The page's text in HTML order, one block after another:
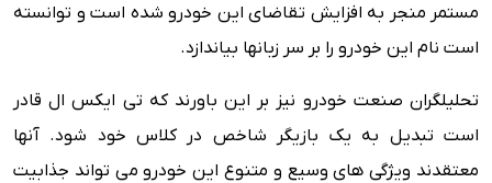
مستمر منجر به افزایش تقاضای این خودرو شده است و توانسته
است نام این خودرو را بر سر زبانها بیاندازد.
تحلیلگران صنعت خودرو نیز بر این باورند که تی ایکس ال قادر
است تبدیل به یک بازیگر شاخص در کلاس خود شود. آنها
معتقدند ویژگی های وسیع و متنوع این خودرو می تواند جذابیت